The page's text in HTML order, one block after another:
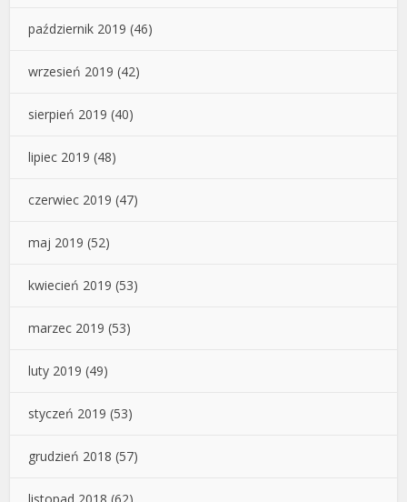
październik 2019 (46)
wrzesień 2019 (42)
sierpień 2019 (40)
lipiec 2019 (48)
czerwiec 2019 (47)
maj 2019 (52)
kwiecień 2019 (53)
marzec 2019 (53)
luty 2019 (49)
styczeń 2019 (53)
grudzień 2018 (57)